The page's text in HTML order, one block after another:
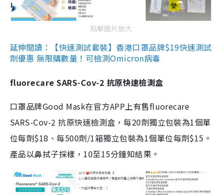
點擊圖片放大
延伸閱讀：【快速測試套裝】香港口罩品牌$19快速測試
劑優惠 無限購數量！可檢測Omicron病毒
fluorecare SARS-Cov-2 抗原快速檢測盒
口罩品牌Good Mask在官方APP上有售fluorecare
SARS-Cov-2 抗原快速檢測盒，每20劑獨立包裝為1個單
位每劑$18、每500劑/1箱獨立包裝為1個單位每劑$15。
產品以鼻拭子採樣，10至15分鐘知結果。